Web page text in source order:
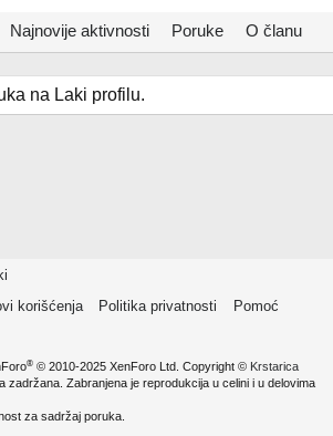
Najnovije aktivnosti Poruke O članu
na Laki profilu.
korišćenja Politika privatnosti
Pomoć
® © 2010-2025 XenForo Ltd. Copyright © Krstarica
zadržana. Zabranjena je reprodukcija u celini i u delovima
za sadržaj poruka.